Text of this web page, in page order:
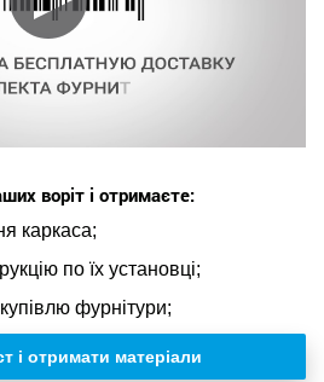
воріт і отримаєте:
каркаса;
по їх установці;
фурнітури;
і отримати матеріали